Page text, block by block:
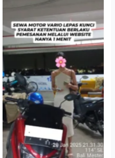
Cityplaza Jatinegara
Gedung Parkir P6A